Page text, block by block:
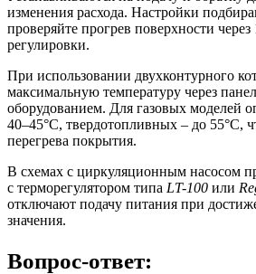
изменения расхода. Настройки
проверяйте прогрев поверхности через
регулировки.
При использовании двухконтурного
максимальную температуру через
оборудованием. Для газовых моделей
40–45°C, твердотопливных – до 55°C,
перегрева покрытия.
В схемах с циркуляционным насосом
с терморегулятором типа LT-100 или
отключают подачу питания при
значения.
Вопрос-ответ: